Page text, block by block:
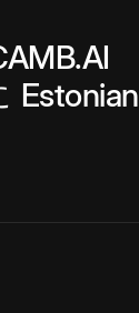
Estonian